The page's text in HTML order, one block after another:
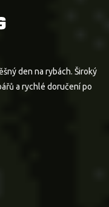
den na rybách. Široký
a rychlé doručení po